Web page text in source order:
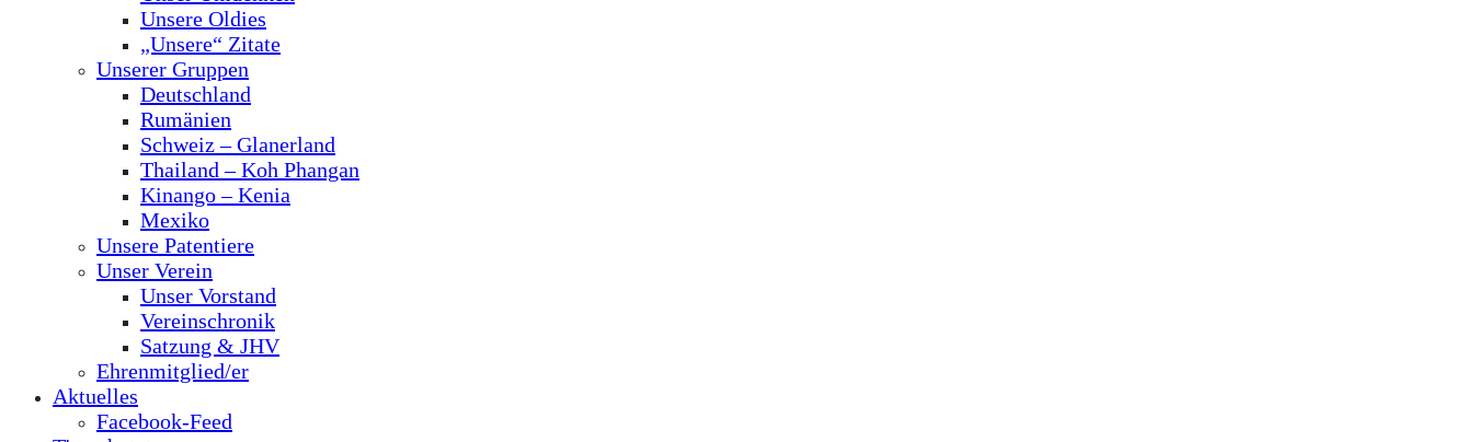
Unsere Oldies
„Unsere“ Zitate
Unserer Gruppen
Deutschland
Rumänien
Schweiz – Glanerland
Thailand – Koh Phangan
Kinango – Kenia
Mexiko
Unsere Patentiere
Unser Verein
Unser Vorstand
Vereinschronik
Satzung & JHV
Ehrenmitglied/er
Aktuelles
Facebook-Feed